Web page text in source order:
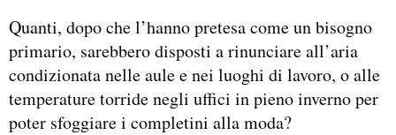
Quanti, dopo che l’hanno pretesa come un bisogno
primario, sarebbero disposti a rinunciare all’aria
condizionata nelle aule e nei luoghi di lavoro, o alle
temperature torride negli uffici in pieno inverno per
poter sfoggiare i completini alla moda?